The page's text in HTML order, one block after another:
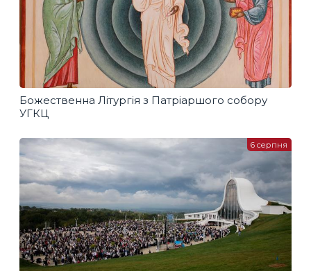
Божественна Літургія з Патріаршого собору
УГКЦ
6 серпня